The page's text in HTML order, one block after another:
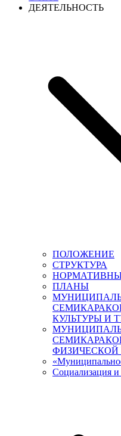
ДЕЯТЕЛЬНОСТЬ
ПОЛОЖЕНИЕ
СТРУКТУРА
ПЛАНЫ
КУЛЬТУРЫ И
ФИЗИЧЕСКОЙ
Социализация